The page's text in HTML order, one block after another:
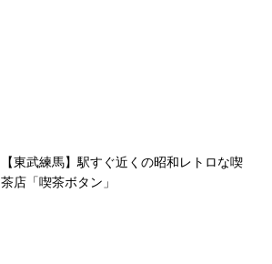
【東武練馬】駅すぐ近くの昭和レトロな喫
茶店「喫茶ボタン」